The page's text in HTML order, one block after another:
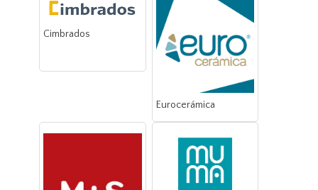
Cimbrados
Eurocerámica